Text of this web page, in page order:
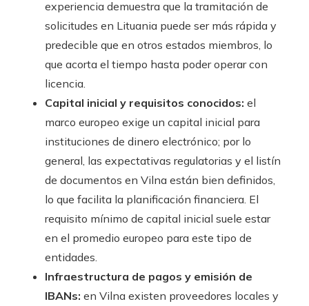
experiencia demuestra que la tramitación de
solicitudes en Lituania puede ser más rápida y
predecible que en otros estados miembros, lo
que acorta el tiempo hasta poder operar con
licencia.
Capital inicial y requisitos conocidos: el
marco europeo exige un capital inicial para
instituciones de dinero electrónico; por lo
general, las expectativas regulatorias y el listín
de documentos en Vilna están bien definidos,
lo que facilita la planificación financiera. El
requisito mínimo de capital inicial suele estar
en el promedio europeo para este tipo de
entidades.
Infraestructura de pagos y emisión de
IBANs: en Vilna existen proveedores locales y